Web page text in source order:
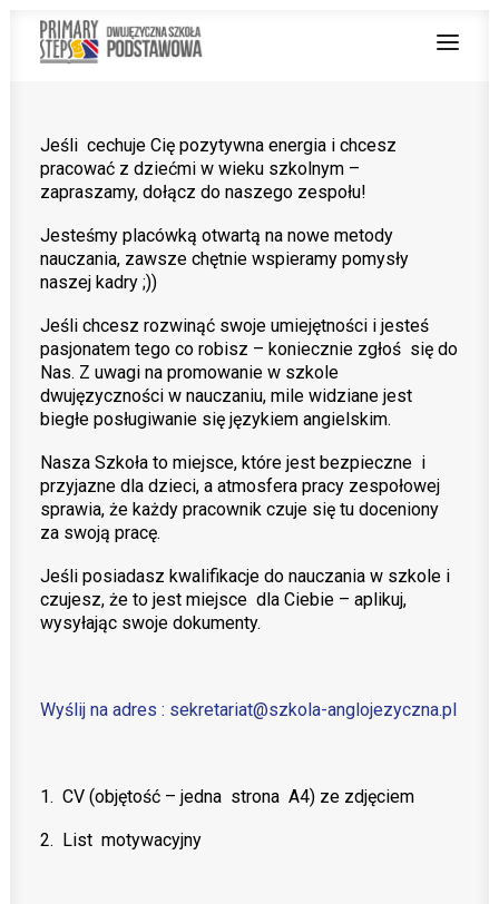
O NAS
NAUCZANIE DWUJĘZYCZNE
OFERTA
Z ŻYCIA SZKOŁY
PRACUJ Z NAMI
STREFA RODZICA
PROJEKT UNIJNY
Teachers zone
MobiDziennik
Anglojęzyczne Przedszkole i Żłobek
KONTAKT
TEL.: 33 821-35-86
Jeśli cechuje Cię pozytywna energia i chcesz
pracować z dziećmi w wieku szkolnym –
zapraszamy, dołącz do naszego zespołu!
Jesteśmy placówką otwartą na nowe metody
nauczania, zawsze chętnie wspieramy pomysły
naszej kadry ;))
Jeśli chcesz rozwinąć swoje umiejętności i jesteś
pasjonatem tego co robisz – koniecznie zgłoś się do
Nas. Z uwagi na promowanie w szkole
dwujęzyczności w nauczaniu, mile widziane jest
biegłe posługiwanie się językiem angielskim.
Nasza Szkoła to miejsce, które jest bezpieczne i
przyjazne dla dzieci, a atmosfera pracy zespołowej
sprawia, że każdy pracownik czuje się tu doceniony
za swoją pracę.
Jeśli posiadasz kwalifikacje do nauczania w szkole i
czujesz, że to jest miejsce dla Ciebie – aplikuj,
wysyłając swoje dokumenty.
Wyślij na adres : sekretariat@szkola-anglojezyczna.pl
1. CV (objętość – jedna strona A4) ze zdjęciem
2. List motywacyjny